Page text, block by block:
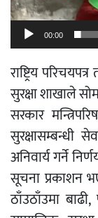
00:00
राष्ट्रिय
सुरक्षा शाखाले
सरकार
सुरक्षासम्बन्धी
अनिवार्य गर्ने
सूचना प्रकाशन
ठाँउठाँउमा